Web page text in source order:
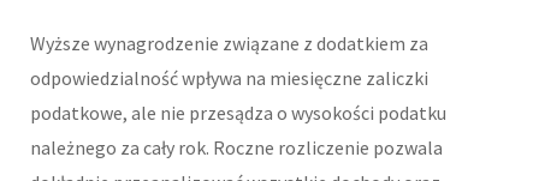
Wyższe wynagrodzenie związane z dodatkiem za
odpowiedzialność wpływa na miesięczne zaliczki
podatkowe, ale nie przesądza o wysokości podatku
należnego za cały rok. Roczne rozliczenie pozwala